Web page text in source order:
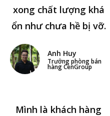
xong chất lượng khá
ổn như chưa hề bị vỡ.
Anh Huy
Trưởng phòng bán
hàng CenGroup
Mình là khách hàng